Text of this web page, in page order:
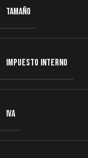
TAMAÑO
IMPUESTO INTERNO
IVA